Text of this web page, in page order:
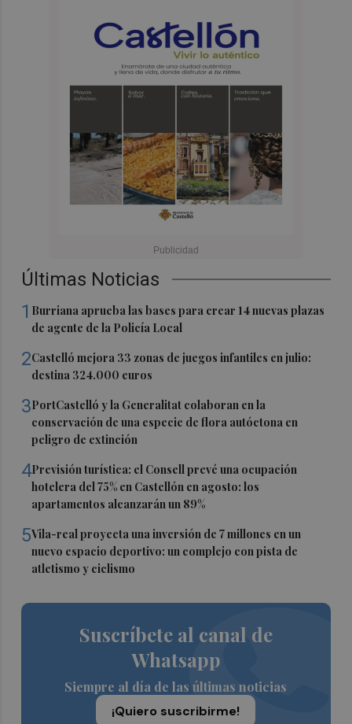
Últimas Noticias
1 Burriana aprueba las bases para crear 14 nuevas plazas
de agente de la Policía Local
2Castelló mejora 33 zonas de juegos infantiles en julio:
destina 324.000 euros
3PortCastelló y la Generalitat colaboran en la
conservación de una especie de flora autóctona en
peligro de extinción
4Previsión turística: el Consell prevé una ocupación
hotelera del 75% en Castellón en agosto: los
apartamentos alcanzarán un 89%
5Vila-real proyecta una inversión de 7 millones en un
nuevo espacio deportivo: un complejo con pista de
atletismo y ciclismo
Suscríbete al canal de
Whatsapp
Siempre al día de las últimas noticias
¡Quiero suscribirme!